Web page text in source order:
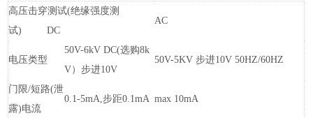
高压击穿测试(绝缘强度测
试) DC
AC
电压类型
50V-6kV DC(选购8k
V）步进10V
50V-5KV 步进10V 50HZ/60HZ
门限/短路(泄
露)电流
0.1-5mA,步距0.1mA max 10mA